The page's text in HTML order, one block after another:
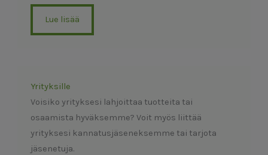
Lue lisää
Yrityksille
Voisiko yrityksesi lahjoittaa tuotteita tai
osaamista hyväksemme? Voit myös liittää
yrityksesi kannatusjäseneksemme tai tarjota
jäsenetuja.